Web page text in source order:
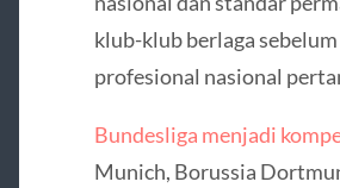
klub-klub berlaga
profesional nasional
Bundesliga menjadi
Munich, Borussia